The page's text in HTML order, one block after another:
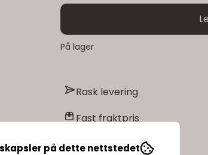
På lager
Rask levering
Fast fraktpris
Kvalitetsprodukter
på dette nettstedet